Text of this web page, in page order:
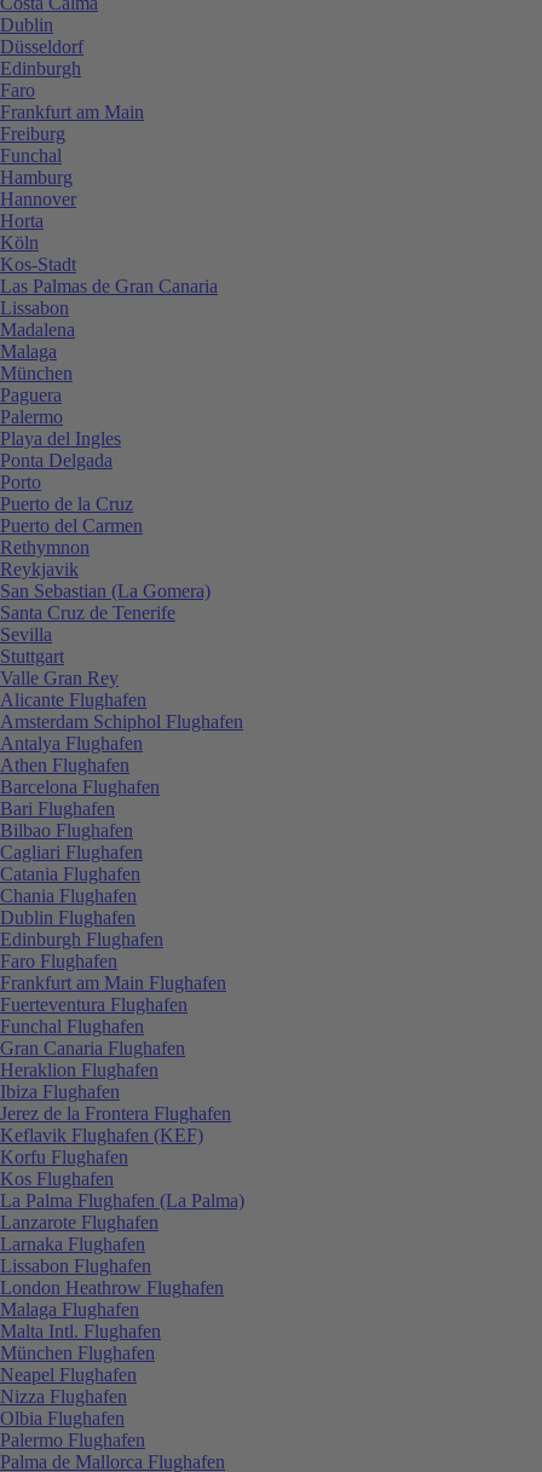
Dublin
Düsseldorf
Edinburgh
Faro
Frankfurt am Main
Freiburg
Funchal
Hamburg
Hannover
Horta
Köln
Kos-Stadt
Las Palmas de Gran Canaria
Lissabon
Madalena
Malaga
München
Paguera
Palermo
Playa del Ingles
Ponta Delgada
Porto
Puerto de la Cruz
Puerto del Carmen
Rethymnon
Reykjavik
San Sebastian (La Gomera)
Santa Cruz de Tenerife
Sevilla
Stuttgart
Valle Gran Rey
Alicante Flughafen
Amsterdam Schiphol Flughafen
Antalya Flughafen
Athen Flughafen
Barcelona Flughafen
Bari Flughafen
Bilbao Flughafen
Cagliari Flughafen
Catania Flughafen
Chania Flughafen
Dublin Flughafen
Edinburgh Flughafen
Faro Flughafen
Frankfurt am Main Flughafen
Fuerteventura Flughafen
Funchal Flughafen
Gran Canaria Flughafen
Heraklion Flughafen
Ibiza Flughafen
Jerez de la Frontera Flughafen
Keflavik Flughafen (KEF)
Korfu Flughafen
Kos Flughafen
La Palma Flughafen (La Palma)
Lanzarote Flughafen
Larnaka Flughafen
Lissabon Flughafen
London Heathrow Flughafen
Malaga Flughafen
Malta Intl. Flughafen
München Flughafen
Neapel Flughafen
Nizza Flughafen
Olbia Flughafen
Palermo Flughafen
Palma de Mallorca Flughafen